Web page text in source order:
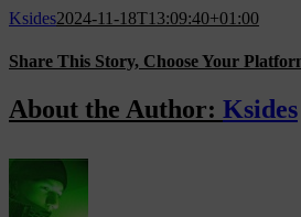
Ksides2024-11-18T13:09:40+01:00
Share This Story, Choose Your
Facebook
X
Reddit
LinkedIn
WhatsApp
Tumblr
Pinterest
Vk
Email
About the Author: Ksides